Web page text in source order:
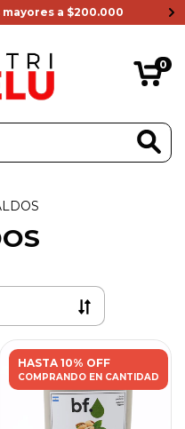
a $200.000
0
HASTA 10% OFF
COMPRANDO EN CANTIDAD